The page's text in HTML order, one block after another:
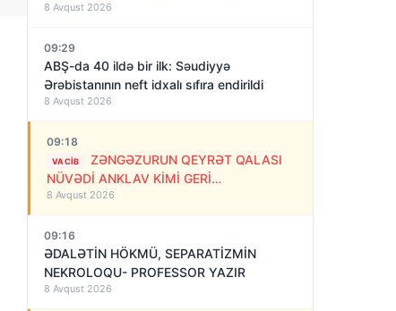
8 Avqust 2026
09:29
ABŞ-da 40 ildə bir ilk: Səudiyyə
Ərəbistanının neft idxalı sıfıra endirildi
8 Avqust 2026
09:18
VACIB
ZƏNGƏZURUN QEYRƏT QALASI
NÜVƏDİ ANKLAV KİMİ GERİ
QAYTARILMALIDIR!
8 Avqust 2026
09:16
ƏDALƏTİN HÖKMÜ, SEPARATİZMİN
NEKROLOQU- PROFESSOR YAZIR
8 Avqust 2026